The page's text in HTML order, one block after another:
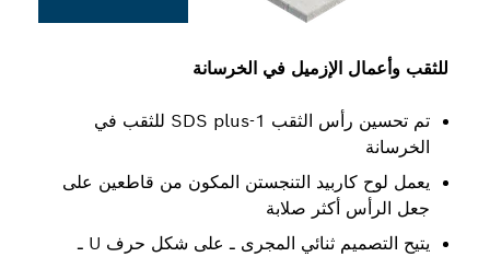
للثقب وأعمال الإزميل في الخرسانة
تم تحسين رأس الثقب SDS plus-1 للثقب في
الخرسانة
يعمل لوح كاربيد التنجستن المكون من قاطعين على
جعل الرأس أكثر صلابة
يتيح التصميم ثنائي المجرى ـ على شكل حرف U ـ